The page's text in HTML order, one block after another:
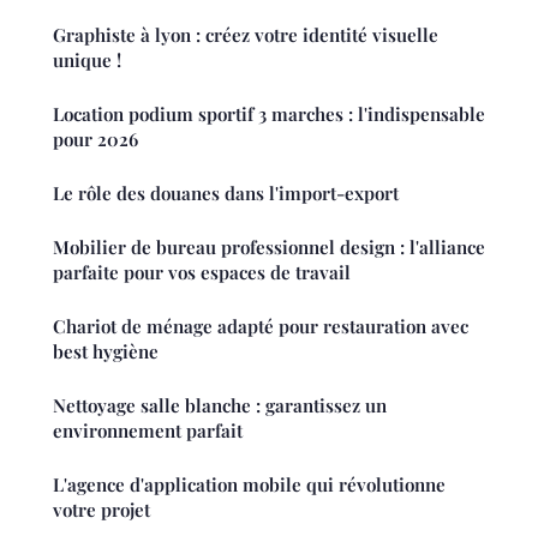
Graphiste à lyon : créez votre identité visuelle
unique !
Location podium sportif 3 marches : l'indispensable
pour 2026
Le rôle des douanes dans l'import-export
Mobilier de bureau professionnel design : l'alliance
parfaite pour vos espaces de travail
Chariot de ménage adapté pour restauration avec
best hygiène
Nettoyage salle blanche : garantissez un
environnement parfait
L'agence d'application mobile qui révolutionne
votre projet